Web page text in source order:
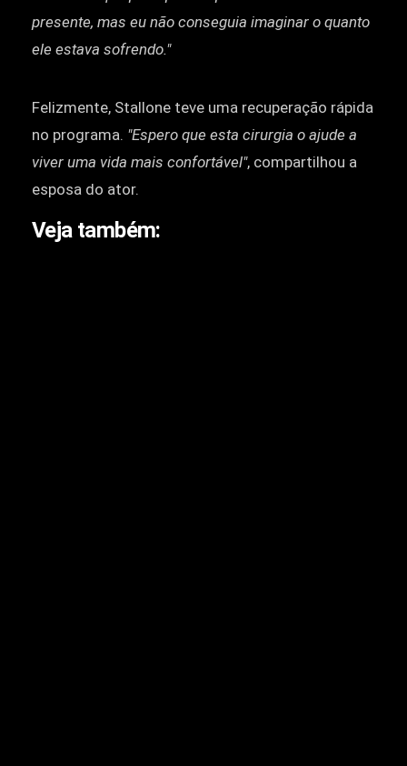
presente, mas eu não conseguia imaginar o quanto
ele estava sofrendo."
Felizmente, Stallone teve uma recuperação rápida
no programa. "Espero que esta cirurgia o ajude a
viver uma vida mais confortável", compartilhou a
esposa do ator.
Veja também: